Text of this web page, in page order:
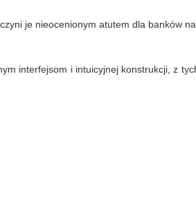
je nieocenionym atutem dla banków na
interfejsom i intuicyjnej konstrukcji, z